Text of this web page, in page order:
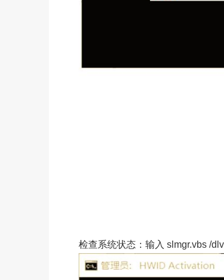
检查系统状态：输入 slmgr.vbs /